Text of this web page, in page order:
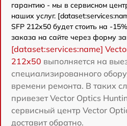
гарантию - мы в сервисном
наших услуг.
SFP 212x50 будет стоить на -
заказа на сайте через форму
[dataset:services:name]
212x50 выполняется на
специализированного
времени ремонта. В таких
привезет Vector Optics
сервисный центр Vector
доставит обратно.